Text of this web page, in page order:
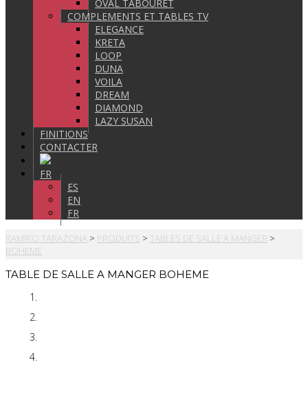
OVAL TABOURET
COMPLEMENTS ET TABLES TV
ELEGANCE
KRETA
LOOP
DUNA
VOILA
DREAM
DIAMOND
LAZY SUSAN
FINITIONS
CONTACTER
FR
ES
EN
FR
RAMIRO TARAZONA > PRODUITS > TABLES DE SALLE A MANGER >
BOHEME
TABLE DE SALLE A MANGER BOHEME